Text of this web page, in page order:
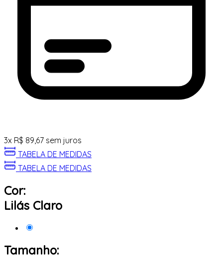
3x R$ 89,67 sem juros
TABELA DE MEDIDAS
TABELA DE MEDIDAS
Cor:
Lilás Claro
Tamanho: